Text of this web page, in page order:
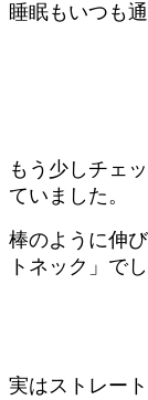
睡眠もいつも
もう少しチェ
ていました。
棒のように伸
トネック」でし
実はストレー